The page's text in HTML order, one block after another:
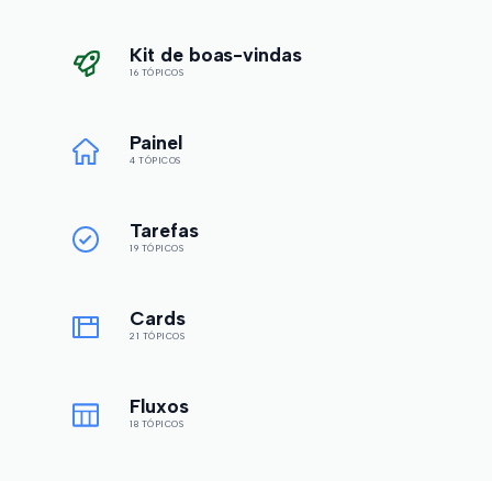
Kit de boas-vindas
16 TÓPICOS
Painel
4 TÓPICOS
Tarefas
19 TÓPICOS
Cards
21 TÓPICOS
Fluxos
18 TÓPICOS